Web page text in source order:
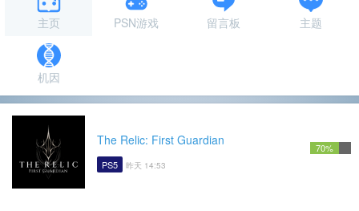
主页 PSN游戏 留言板 主题
机因
The Relic: First Guardian
PS5 昨天 14:53
70%